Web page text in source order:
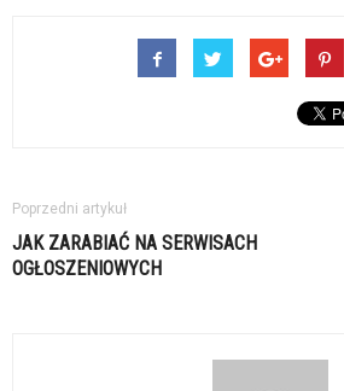
Poprzedni artykuł
JAK ZARABIAĆ NA SERWISACH
OGŁOSZENIOWYCH